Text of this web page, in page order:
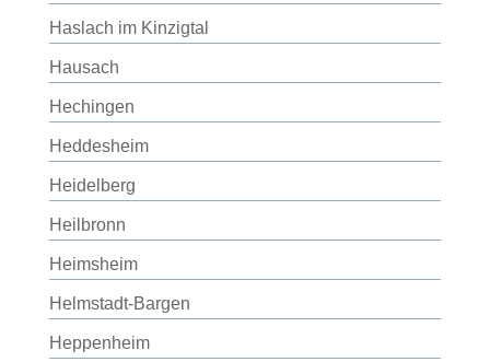
Haslach im Kinzigtal
Hausach
Hechingen
Heddesheim
Heidelberg
Heilbronn
Heimsheim
Helmstadt-Bargen
Heppenheim